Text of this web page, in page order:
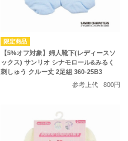
【5%オフ対象】婦人靴下(レディースソ
ックス) サンリオ シナモロール&みるく
刺しゅう クルー丈 2足組 360-25B3
参考上代
800円